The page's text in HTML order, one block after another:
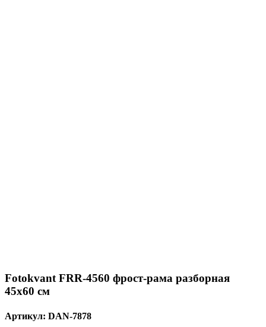
Fotokvant FRR-4560 фрост-рама разборная
45х60 см
Артикул: DAN-7878